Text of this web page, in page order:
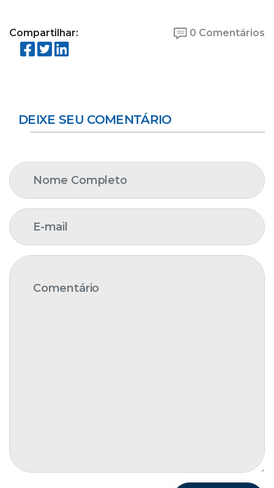
Compartilhar: 0 Comentários
DEIXE SEU COMENTÁRIO